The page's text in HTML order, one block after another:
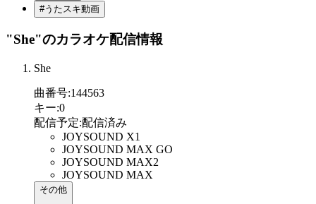
#うたスキ動画
"She"のカラオケ配信情報
She
曲番号:144563
キー:0
配信予定:配信済み
JOYSOUND X1
JOYSOUND MAX GO
JOYSOUND MAX2
JOYSOUND MAX
その他